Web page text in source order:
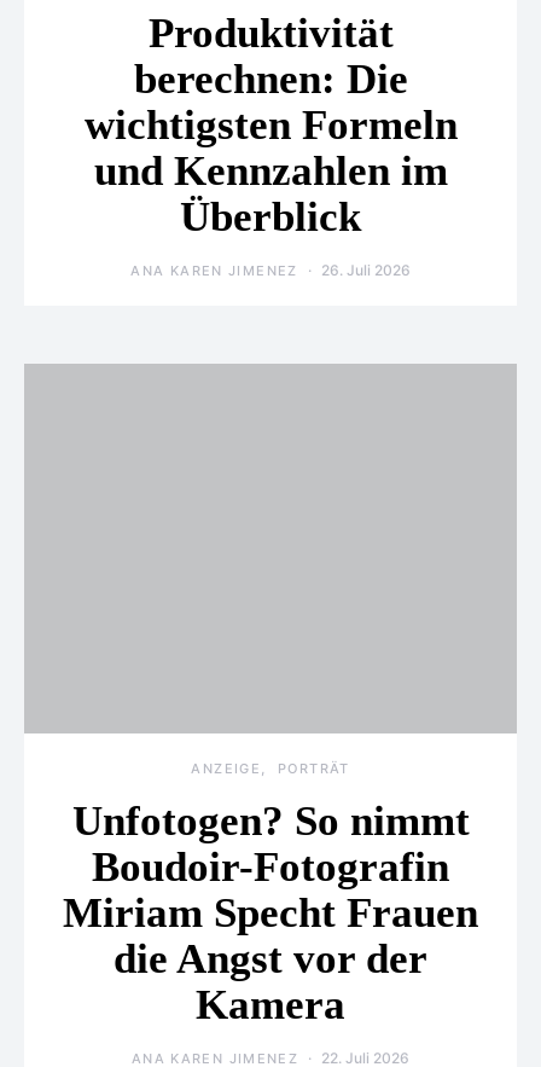
Produktivität
berechnen: Die
wichtigsten Formeln
und Kennzahlen im
Überblick
ANA KAREN JIMENEZ 26. Juli 2026
ANZEIGE PORTRÄT
Unfotogen? So nimmt
Boudoir-Fotografin
Miriam Specht Frauen
die Angst vor der
Kamera
ANA KAREN JIMENEZ 22. Juli 2026